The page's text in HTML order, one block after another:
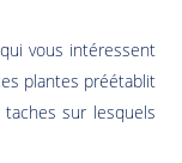
vous intéressent
plantes préétablit
sur lesquels